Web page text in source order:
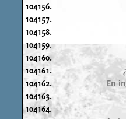
104156.
104157.
104158.
104159.
104160.
104161.
104162.
En
104163.
104164.